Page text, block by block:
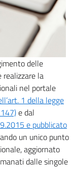
delle
realizzare la
nel portale
1 della legge
e dal
e pubblicato
un unico punto
aggiornato
dalle singole